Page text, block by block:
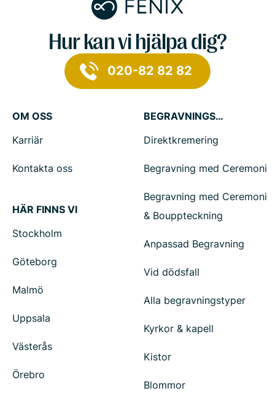
Hur kan vi hjälpa dig?
020-82 82 82
OM OSS
Karriär
Kontakta oss
HÄR FINNS VI
Stockholm
Göteborg
Malmö
Uppsala
Västerås
Örebro
BEGRAVNINGSTJÄNSTER
Direktkremering
Begravning med Ceremoni
Begravning med Ceremoni
& Bouppteckning
Anpassad Begravning
Vid dödsfall
Alla begravningstyper
Kyrkor & kapell
Kistor
Blommor